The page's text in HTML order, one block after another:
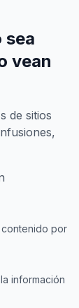
sea
vean
de sitios
contenido por
información